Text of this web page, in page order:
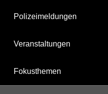
Polizeimeldungen
Veranstaltungen
Fokusthemen